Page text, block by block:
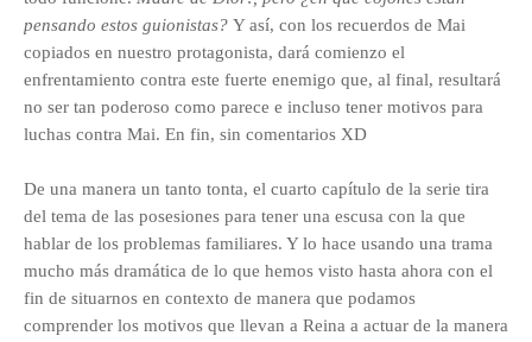
pensando estos guionistas? Y así, con los recuerdos de Mai
copiados en nuestro protagonista, dará comienzo el
enfrentamiento contra este fuerte enemigo que, al final, resultará
no ser tan poderoso como parece e incluso tener motivos para
luchas contra Mai. En fin, sin comentarios XD
De una manera un tanto tonta, el cuarto capítulo de la serie tira
del tema de las posesiones para tener una escusa con la que
hablar de los problemas familiares. Y lo hace usando una trama
mucho más dramática de lo que hemos visto hasta ahora con el
fin de situarnos en contexto de manera que podamos
comprender los motivos que llevan a Reina a actuar de la manera